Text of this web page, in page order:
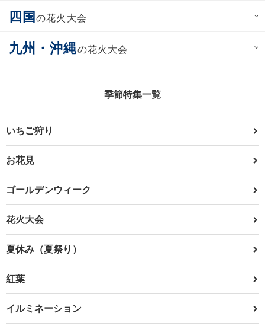
四国の花火大会
九州・沖縄の花火大会
季節特集一覧
いちご狩り
お花見
ゴールデンウィーク
花火大会
夏休み（夏祭り）
紅葉
イルミネーション